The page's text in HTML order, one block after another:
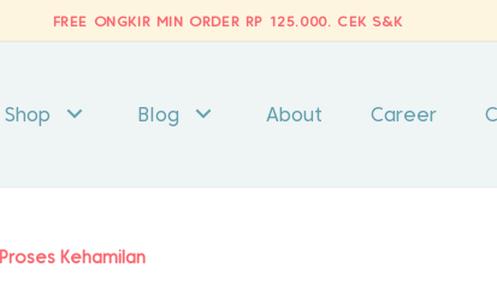
FREE ONGKIR MIN ORDER RP 125.000. CEK S&K
Shop Blog About Career
Proses Kehamilan